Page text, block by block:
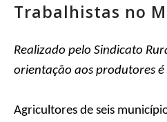
FALE CONOSCO
Trabalhistas no
Realizado pelo Sindicato
orientação aos produtores
Agricultores de seis